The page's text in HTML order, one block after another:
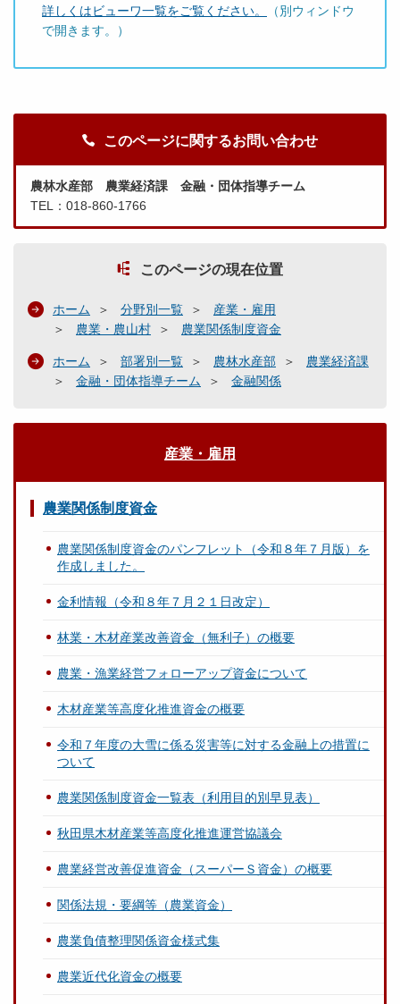
詳しくはビューワ一覧をご覧ください。
（別ウィンドウ
で開きます。）
このページに関するお問い合わせ
農林水産部 農業経済課 金融・団体指導チーム
TEL：018-860-1766
このページの現在位置
ホーム 分野別一覧
産業・雇用
農業・農山村
農業関係制度資金
ホーム 部署別一覧 農林水産部
農業経済課
金融・団体指導チーム
金融関係
産業・雇用
農業関係制度資金
農業関係制度資金のパンフレット（令和８年７月版）を
作成しました。
金利情報（令和８年７月２１日改定）
林業・木材産業改善資金（無利子）の概要
農業・漁業経営フォローアップ資金について
木材産業等高度化推進資金の概要
令和７年度の大雪に係る災害等に対する金融上の措置に
ついて
農業関係制度資金一覧表（利用目的別早見表）
秋田県木材産業等高度化推進運営協議会
農業経営改善促進資金（スーパーＳ資金）の概要
関係法規・要綱等（農業資金）
農業負債整理関係資金様式集
農業近代化資金の概要